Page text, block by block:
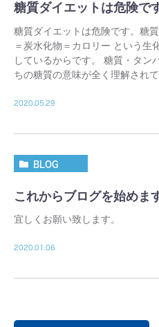
糖質ダイエットは危険で
糖質ダイエットは危険です。糖
＝炭水化物＝カロリー という生
しているからです。 糖質・タン
ちの糖質の意味が全く理解され
2020.05.29
BLOG
これからブログを始めま
宜しくお願い致します。
2020.01.06